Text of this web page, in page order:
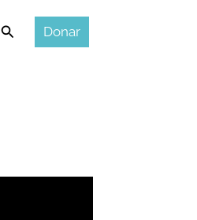
BuscarDonar